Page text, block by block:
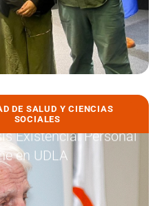
DE SALUD Y CIENCIAS
SOCIALES
Existencial Personal
en UDLA